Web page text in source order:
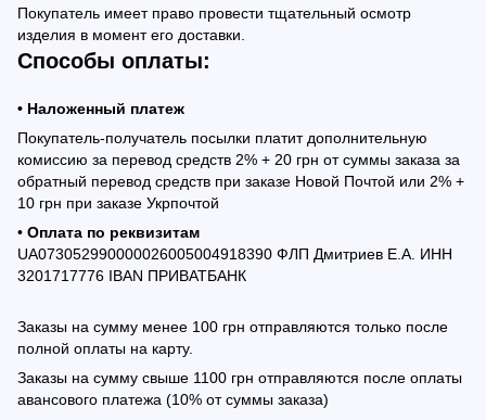
Покупатель имеет право провести тщательный осмотр
изделия в момент его доставки.
Способы оплаты:
• Наложенный платеж
Покупатель-получатель посылки платит дополнительную
комиссию за перевод средств 2% + 20 грн от суммы заказа за
обратный перевод средств при заказе Новой Почтой или 2% +
10 грн при заказе Укрпочтой
• Оплата по реквизитам
UA073052990000026005004918390 ФЛП Дмитриев Е.А. ИНН
3201717776 IBAN ПРИВАТБАНК
Заказы на сумму менее 100 грн отправляются только после
полной оплаты на карту.
Заказы на сумму свыше 1100 грн отправляются после оплаты
авансового платежа (10% от суммы заказа)